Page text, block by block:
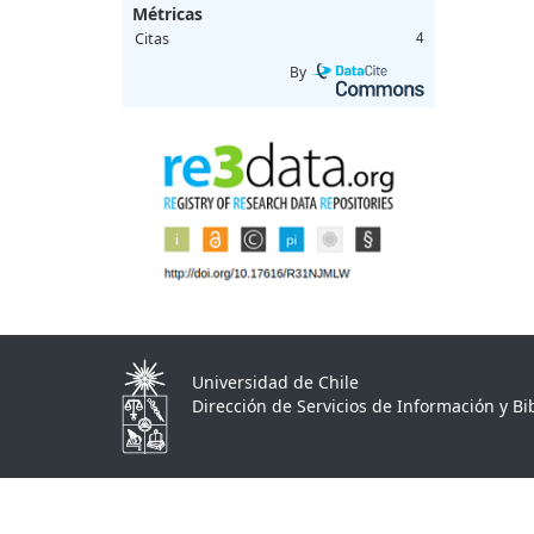
Métricas
Citas 4
By
Universidad de Chile
Dirección de Servicios de Información y